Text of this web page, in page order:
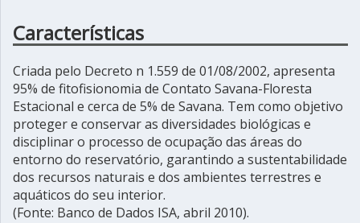
Características
Criada pelo Decreto n 1.559 de 01/08/2002, apresenta
95% de fitofisionomia de Contato Savana-Floresta
Estacional e cerca de 5% de Savana. Tem como objetivo
proteger e conservar as diversidades biológicas e
disciplinar o processo de ocupação das áreas do
entorno do reservatório, garantindo a sustentabilidade
dos recursos naturais e dos ambientes terrestres e
aquáticos do seu interior.
(Fonte: Banco de Dados ISA, abril 2010).